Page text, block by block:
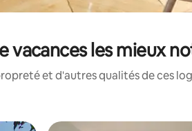
vacances les mieux
et d'autres qualités de ces